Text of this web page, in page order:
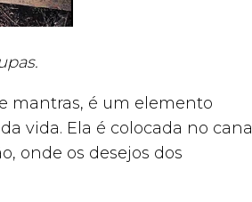
mantras, é um elemento
vida. Ela é colocada no canal
onde os desejos dos